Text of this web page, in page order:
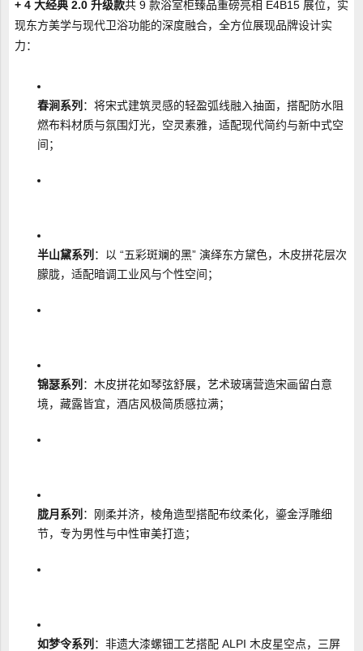
+ 4 大经典 2.0 升级款共 9 款浴室柜臻品重磅亮相 E4B15 展位，实
现东方美学与现代卫浴功能的深度融合，全方位展现品牌设计实
力：
春涧系列 ：将宋式建筑灵感的轻盈弧线融入抽面，搭配防水阻
燃布料材质与氛围灯光，空灵素雅，适配现代简约与新中式空
间；
半山黛系列 ：以 “五彩斑斓的黑” 演绎东方黛色，木皮拼花层次
朦胧，适配暗调工业风与个性空间；
锦瑟系列 ：木皮拼花如琴弦舒展，艺术玻璃营造宋画留白意
境，藏露皆宜，酒店风极简质感拉满；
胧月系列 ：刚柔并济，棱角造型搭配布纹柔化，鎏金浮雕细
节，专为男性与中性审美打造；
如梦令系列 ：非遗大漆螺钿工艺搭配 ALPI 木皮星空点，三屏